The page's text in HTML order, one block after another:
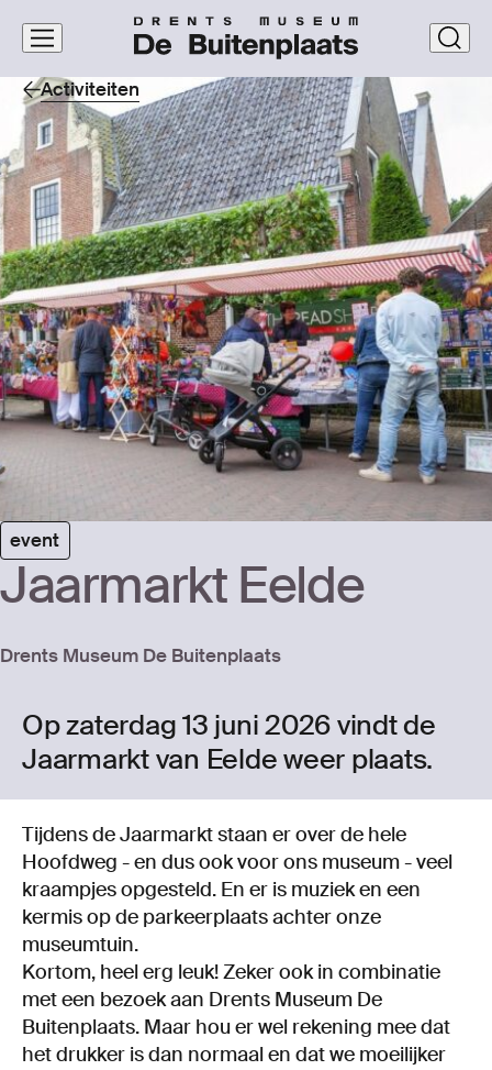
Navigatie
Activiteiten
event
Jaar­markt Eel­de
Drents Museum De Buitenplaats
Op zaterdag 13 juni 2026 vindt de
Jaarmarkt van Eelde weer plaats.
Tijdens de Jaarmarkt staan er over de hele
Hoofdweg - en dus ook voor ons museum - veel
kraampjes opgesteld. En er is muziek en een
kermis op de parkeerplaats achter onze
museumtuin.
Kortom, heel erg leuk! Zeker ook in combinatie
met een bezoek aan Drents Museum De
Buitenplaats. Maar hou er wel rekening mee dat
het drukker is dan normaal en dat we moeilijker